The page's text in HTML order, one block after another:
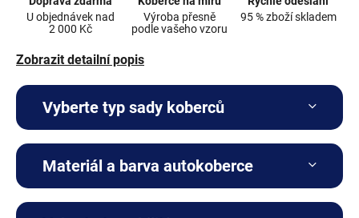
Zobrazit detailní popis
Vyberte typ sady koberců
Kompletní sada
Materiál a barva autokoberce
U objednávek nad
2 000 Kč
Výroba přesně
podle vašeho vzoru
95 % zboží skladem